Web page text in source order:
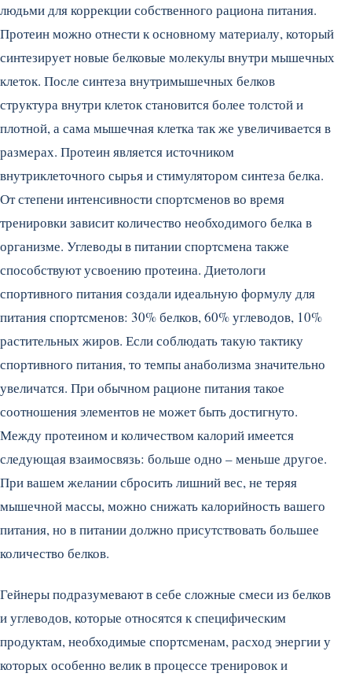
людьми для коррекции собственного рациона питания.
Протеин можно отнести к основному материалу, который
синтезирует новые белковые молекулы внутри мышечных
клеток. После синтеза внутримышечных белков
структура внутри клеток становится более толстой и
плотной, а сама мышечная клетка так же увеличивается в
размерах. Протеин является источником
внутриклеточного сырья и стимулятором синтеза белка.
От степени интенсивности спортсменов во время
тренировки зависит количество необходимого белка в
организме. Углеводы в питании спортсмена также
способствуют усвоению протеина. Диетологи
спортивного питания создали идеальную формулу для
питания спортсменов: 30% белков, 60% углеводов, 10%
растительных жиров. Если соблюдать такую тактику
спортивного питания, то темпы анаболизма значительно
увеличатся. При обычном рационе питания такое
соотношения элементов не может быть достигнуто.
Между протеином и количеством калорий имеется
следующая взаимосвязь: больше одно – меньше другое.
При вашем желании сбросить лишний вес, не теряя
мышечной массы, можно снижать калорийность вашего
питания, но в питании должно присутствовать большее
количество белков.
Гейнеры подразумевают в себе сложные смеси из белков
и углеводов, которые относятся к специфическим
продуктам, необходимые спортсменам, расход энергии у
которых особенно велик в процессе тренировок и